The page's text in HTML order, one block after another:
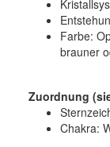
Farbe:
brauner
Zuordnung
Chakra: